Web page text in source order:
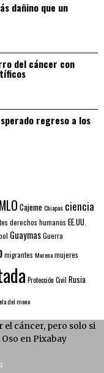
dañino que un
del cáncer con
regreso a los
CajemeChiapas ciencia
derechos humanos EE.UU.
GuaymasGuerra
migrantes Morenamujeres
Protección Civil Rusia
del mono